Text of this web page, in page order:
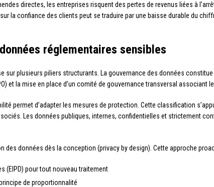
directes, les entreprises risquent des pertes de revenus liées à
la confiance des clients peut se traduire par une baisse durable du
réglementaires sensibles
sur plusieurs piliers structurants. La gouvernance des données
et la mise en place d’un comité de gouvernance transversal associant
permet d’adapter les mesures de protection. Cette classification
Les données publiques, internes, confidentielles et strictement
données dès la conception (privacy by design). Cette approche
(EIPD) pour tout nouveau traitement
de proportionnalité